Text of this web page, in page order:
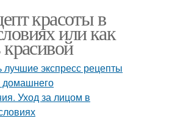
красоты в
или как